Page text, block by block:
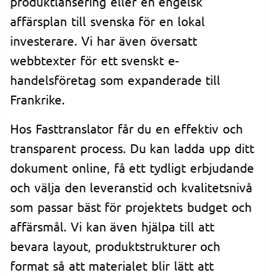
affärsplan till svenska för en lokal
investerare. Vi har även översatt
webbtexter för ett svenskt e-
handelsföretag som expanderade till
Frankrike.
Hos Fasttranslator får du en effektiv och
transparent process. Du kan ladda upp ditt
dokument online, få ett tydligt erbjudande
och välja den leveranstid och kvalitetsnivå
som passar bäst för projektets budget och
affärsmål. Vi kan även hjälpa till att
bevara layout, produktstrukturer och
format så att materialet blir lätt att